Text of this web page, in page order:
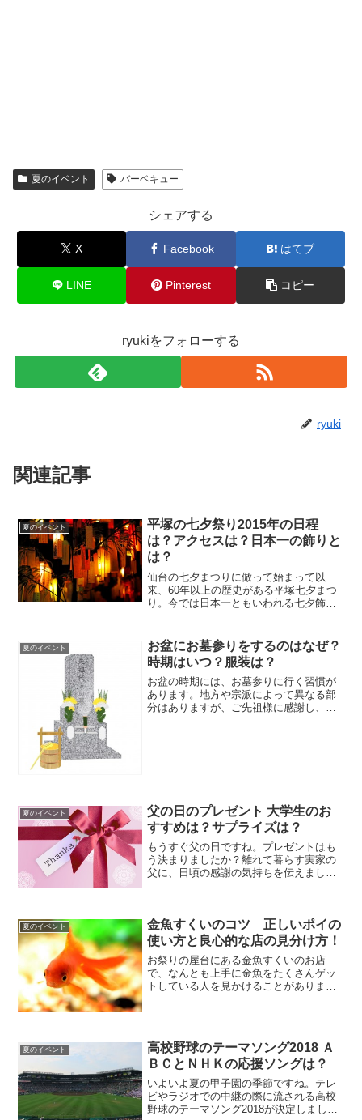
夏のイベント バーベキュー
シェアする
X Facebook はてブ
LINE Pinterest コピー
ryukiをフォローする
ryuki
関連記事
夏のイベント
平塚の七夕祭り2015年の日程
は？アクセスは？日本一の飾りと
は？
仙台の七夕まつりに倣って始まって以
来、60年以上の歴史がある平塚七夕まつ
り。今では日本一ともいわれる七夕飾り
夏のイベント
お盆にお墓参りをするのはなぜ？
時期はいつ？服装は？
お盆の時期には、お墓参りに行く習慣が
あります。地方や宗派によって異なる部
分はありますが、ご先祖様に感謝し、供
夏のイベント
父の日のプレゼント 大学生のお
すすめは？サプライズは？
もうすぐ父の日ですね。プレゼントはも
う決まりましたか？離れて暮らす実家の
父に、日頃の感謝の気持ちを伝えましょ
夏のイベント
金魚すくいのコツ 正しいポイの
使い方と良心的な店の見分け方！
お祭りの屋台にある金魚すくいのお店
で、なんとも上手に金魚をたくさんゲッ
トしている人を見かけることがありま
夏のイベント
高校野球のテーマソング2018 Ａ
ＢＣとＮＨＫの応援ソングは？
いよいよ夏の甲子園の季節ですね。テレ
ビやラジオでの中継の際に流される高校
野球のテーマソング2018が決定しまし